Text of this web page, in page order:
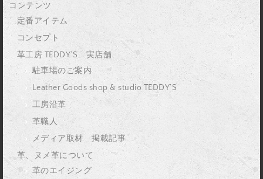
コンテンツ
定番アイテム
コンセプト
革工房 TEDDY’S 実店舗
駐車場のご案内
Leather Goods shop & studio TEDDY’S
工房沿革
革職人
メディア取材 掲載記事
革、ヌメ革について
革のエイジング